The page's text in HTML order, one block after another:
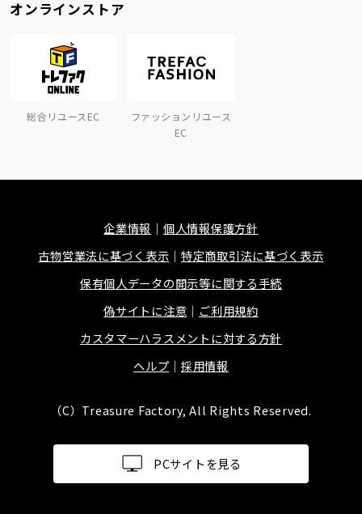
オンラインストア
総合リユースEC
ファッションリユース
EC
企業情報
個人情報保護方針
古物営業法に基づく表示
特定商取引法に基づく表示
保有個人データの開示等に関する手続
偽サイトに注意
ご利用規約
カスタマーハラスメントに対する方針
ヘルプ
採用情報
（C）Treasure Factory, All Rights Reserved.
PCサイトを見る